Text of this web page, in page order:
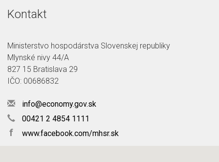
Kontakt
Ministerstvo hospodárstva Slovenskej republiky
Mlynské nivy 44/A
827 15 Bratislava 29
IČO: 00686832
info@economy.gov.sk
00421 2 4854 1111
f www.facebook.com/mhsr.sk